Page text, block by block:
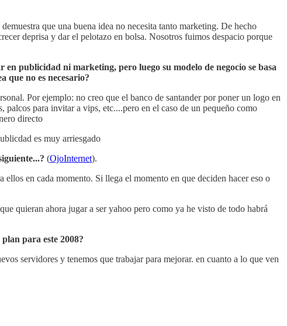
que una buena idea no necesita tanto marketing. De hecho
deprisa y dar el pelotazo en bolsa. Nosotros fuimos despacio porque
publicidad ni marketing, pero luego su modelo de negocio se basa
que no es necesario?
Por ejemplo: no creo que el banco de santander por poner un logo en
palcos para invitar a vips, etc....pero en el caso de un pequeño como
directo
es muy arriesgado
(OjoInternet).
en cada momento. Si llega el momento en que deciden hacer eso o
quieran ahora jugar a ser yahoo pero como ya he visto de todo habrá
para este 2008?
servidores y tenemos que trabajar para mejorar. en cuanto a lo que ven